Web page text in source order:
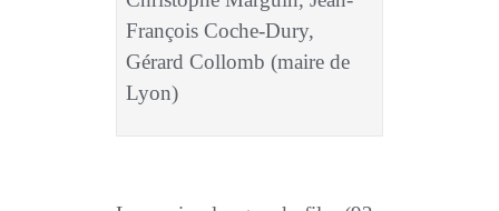
François Coche-Dury,
Gérard Collomb (maire de
Lyon)